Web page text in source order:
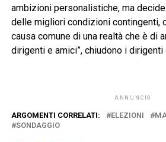
ambizioni personalistiche, ma
delle migliori condizioni contingenti,
causa comune di una realtà che è di
dirigenti e amici”, chiudono i dirigenti
ANNUNCIO
ARGOMENTI CORRELATI: ELEZIONI
SONDAGGIO